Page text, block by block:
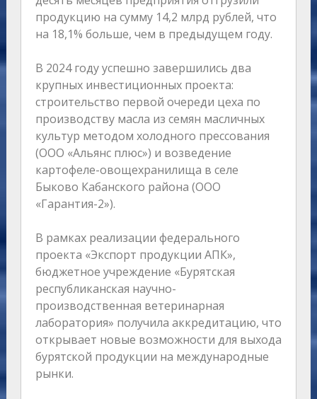
продукцию на сумму 14,2 млрд рублей, что
на 18,1% больше, чем в предыдущем году.
В 2024 году успешно завершились два
крупных инвестиционных проекта:
строительство первой очереди цеха по
производству масла из семян масличных
культур методом холодного прессования
(ООО «Альянс плюс») и возведение
картофеле-овощехранилища в селе
Быково Кабанского района (ООО
«Гарантия-2»).
В рамках реализации федерального
проекта «Экспорт продукции АПК»,
бюджетное учреждение «Бурятская
республиканская научно-
производственная ветеринарная
лаборатория» получила аккредитацию, что
открывает новые возможности для выхода
бурятской продукции на международные
рынки.